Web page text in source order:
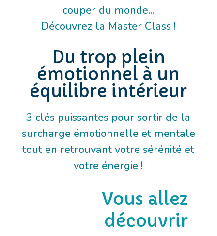
couper du monde...
Découvrez la Master Class !
Du trop plein
émotionnel à un
équilibre intérieur
3 clés puissantes pour sortir de la
surcharge émotionnelle et mentale
tout en retrouvant votre sérénité et
votre énergie !
Vous allez
découvrir